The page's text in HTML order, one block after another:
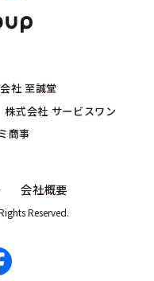
社 至誠堂
株式会社 サービスワン
商事
Reserved.
会社概要